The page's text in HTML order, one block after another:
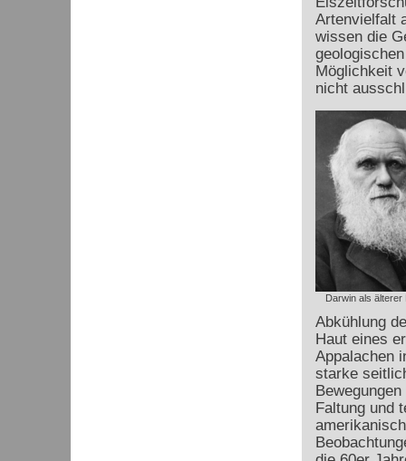
Artenvielfalt
wissen die
Möglichkeit
nicht
Darwin als älterer
Abkühlung
Haut eines
Appalachen
starke
Faltung und